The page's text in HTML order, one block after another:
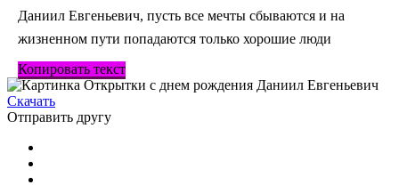
Даниил Евгеньевич, пусть все мечты сбываются и на
жизненном пути попадаются только хорошие люди
Копировать текст
Скачать
Отправить другу